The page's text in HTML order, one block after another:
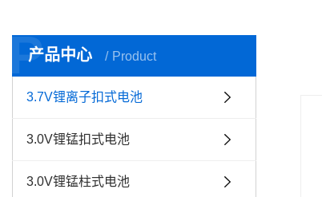
产品中心 Product
P
3.7V锂离子扣式电池
3.0V锂锰扣式电池
3.0V锂锰柱式电池